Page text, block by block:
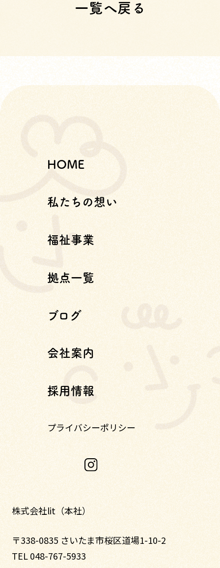
一覧へ戻る
HOME
私たちの想い
福祉事業
拠点一覧
ブログ
会社案内
採用情報
プライバシーポリシー
株式会社lit（本社）
〒338-0835 さいたま市桜区道場1-10-2
TEL 048-767-5933